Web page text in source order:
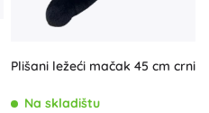
Plišani ležeći mačak 45 cm crni
Na skladištu